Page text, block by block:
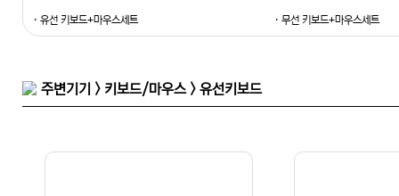
· 유선 키보드+마우스세트 · 무선 키보드+마우스세트
주변기기 > 키보드/마우스 > 유선키보드